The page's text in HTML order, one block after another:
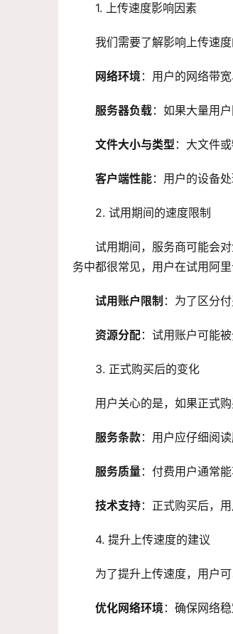
1. 上传速度影响因素
我们需要了解影响上传速
网络环境：用户的网络带
服务器负载：如果大量用
文件大小与类型：大文件
客户端性能：用户的设备
2. 试用期间的速度限制
试用期间，服务商可能会
务中都很常见，用户在试用阿
试用账户限制 ：为了区分
资源分配：试用账户可能
3. 正式购买后的变化
用户关心的是，如果正式
服务条款：用户应仔细阅
服务质量：付费用户通常
技术支持：正式购买后，
4. 提升上传速度的建议
为了提升上传速度，用户可
优化网络环境：确保网络